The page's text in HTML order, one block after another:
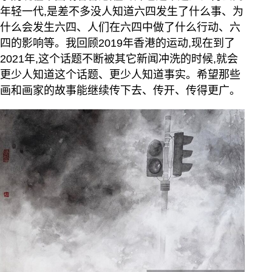
年轻一代,是差不多没人知道六四发生了什么事、为
什么会发生六四、人们在六四中做了什么行动、六
四的影响等。我回顾2019年香港的运动,现在到了
2021年,这个话题不断被其它新闻冲洗的时候,就会
更少人知道这个话题、更少人知道事实。希望那些
画和画家的故事能继续传下去、传开、传得更广。